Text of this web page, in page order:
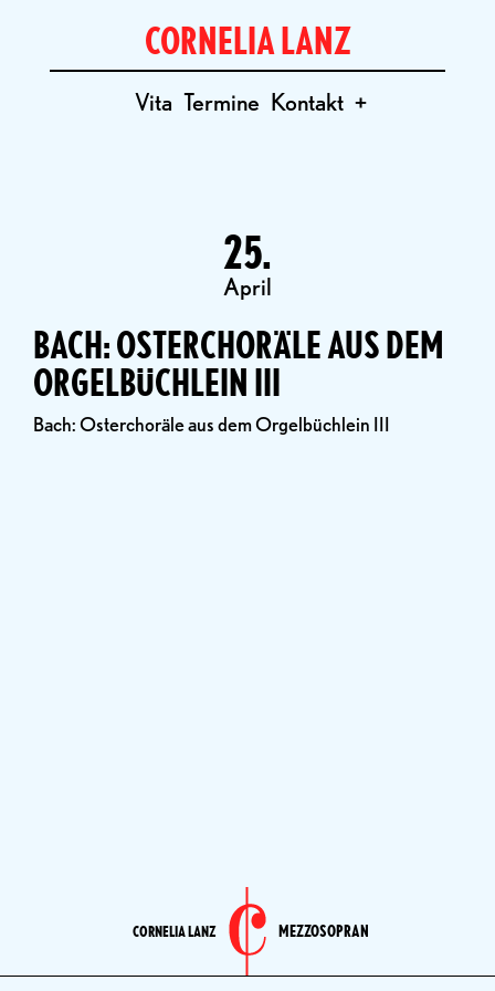
CORNELIA LANZ
Vita Termine Kontakt +
25.
April
BACH: OSTERCHORÄLE AUS DEM
ORGELBÜCHLEIN III
Bach: Osterchoräle aus dem Orgelbüchlein III
CORNELIA LANZ MEZZOSOPRAN